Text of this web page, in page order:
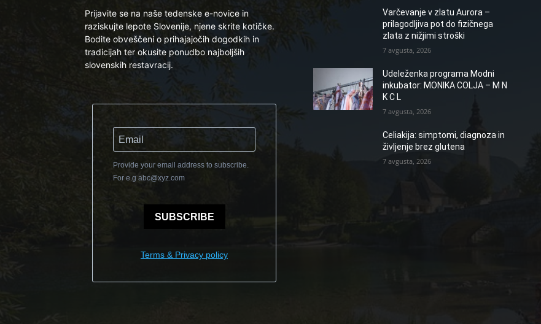
Prijavite se na naše tedenske e-novice in
raziskujte lepote Slovenije, njene skrite kotičke.
Bodite obveščeni o prihajajočih dogodkih in
tradicijah ter okusite ponudbo najboljših
slovenskih restavracij.
Provide your email address to subscribe.
For e.g abc@xyz.com
SUBSCRIBE
Terms & Privacy policy
Varčevanje v zlatu Aurora –
prilagodljiva pot do fizičnega
zlata z nižjimi stroški
7 avgusta, 2026
Udeleženka programa Modni
inkubator: MONIKA COLJA – M N
K C L
7 avgusta, 2026
Celiakija: simptomi, diagnoza in
življenje brez glutena
7 avgusta, 2026